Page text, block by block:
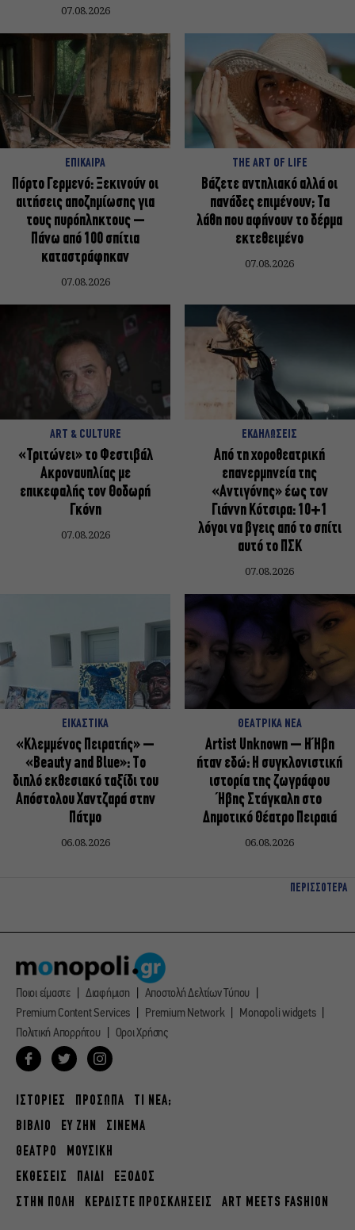
07.08.2026
ΕΠΙΚΑΙΡΑ
Πόρτο Γερμενό: Ξεκινούν οι
αιτήσεις αποζημίωσης για
τους πυρόπληκτους –
Πάνω από 100 σπίτια
καταστράφηκαν
07.08.2026
THE ART OF LIFE
Βάζετε αντηλιακό αλλά οι
πανάδες επιμένουν; Τα
λάθη που αφήνουν το δέρμα
εκτεθειμένο
07.08.2026
ART & CULTURE
«Τριτώνει» το Φεστιβάλ
Ακροναυπλίας με
επικεφαλής τον Θοδωρή
Γκόνη
07.08.2026
ΕΚΔΗΛΩΣΕΙΣ
Από τη χοροθεατρική
επανερμηνεία της
«Αντιγόνης» έως τον
Γιάννη Κότσιρα: 10+1
λόγοι να βγεις από το σπίτι
αυτό το ΠΣΚ
07.08.2026
ΕΙΚΑΣΤΙΚΑ
«Κλεμμένος Πειρατής» –
«Beauty and Blue»: Το
διπλό εκθεσιακό ταξίδι του
Απόστολου Χαντζαρά στην
Πάτμο
06.08.2026
ΘΕΑΤΡΙΚΑ ΝΕΑ
Artist Unknown – Η Ήβη
ήταν εδώ: Η συγκλονιστική
ιστορία της ζωγράφου
Ήβης Στάγκαλη στο
Δημοτικό Θέατρο Πειραιά
06.08.2026
ΠΕΡΙΣΣΟΤΕΡΑ
Ποιοι είμαστε Διαφήμιση
Αποστολή Δελτίων Τύπου
Premium Content Services
Premium Network
Monopoli widgets
Πολιτική Απορρήτου
Οροι Χρήσης
ΙΣΤΟΡΙΕΣ ΠΡΟΣΩΠΑ
ΤΙ ΝΕΑ;
ΒΙΒΛΙΟ
ΕΥ ΖΗΝ
ΣΙΝΕΜΑ
ΘΕΑΤΡΟ
ΜΟΥΣΙΚΗ
ΕΚΘΕΣΕΙΣ
ΠΑΙΔΙ
ΕΞΟΔΟΣ
ΣΤΗΝ ΠΟΛΗ
ΚΕΡΔΙΣΤΕ ΠΡΟΣΚΛΗΣΕΙΣ ART MEETS FASHION